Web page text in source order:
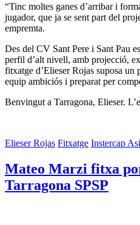
“Tinc moltes ganes d’arribar i
jugador, que ja se sent part del
empremta.
Des del CV Sant Pere i Sant Pau
perfil d’alt nivell, amb projecció,
fitxatge d’Elieser Rojas suposa un
equip ambiciós i preparat per
Benvingut a Tarragona, Elieser.
Elieser Rojas Fitxatge Instercap
Mateo Marzi fitxa
Tarragona SPSP